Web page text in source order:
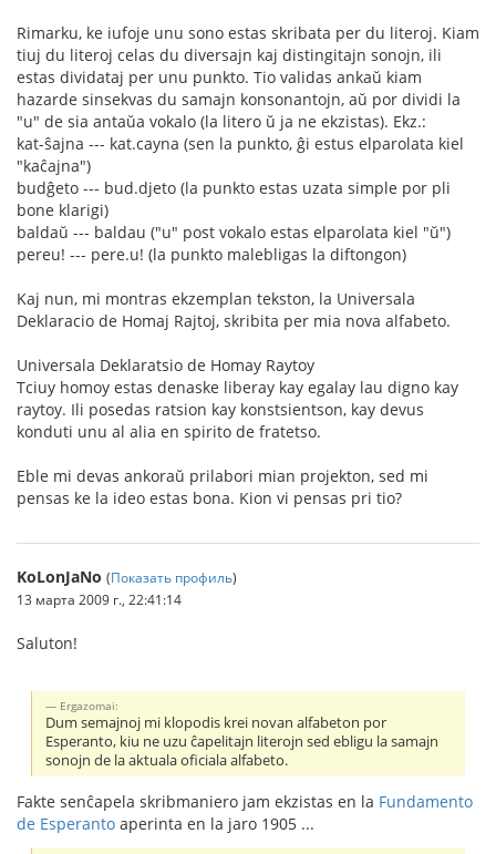
Rimarku, ke iufoje unu sono estas skribata per du literoj. Kiam
tiuj du literoj celas du diversajn kaj distingitajn sonojn, ili
estas dividataj per unu punkto. Tio validas ankaŭ kiam
hazarde sinsekvas du samajn konsonantojn, aŭ por dividi la
"u" de sia antaŭa vokalo (la litero ŭ ja ne ekzistas). Ekz.:
kat-ŝajna --- kat.cayna (sen la punkto, ĝi estus elparolata kiel
"kaĉajna")
budĝeto --- bud.djeto (la punkto estas uzata simple por pli
bone klarigi)
baldaŭ --- baldau ("u" post vokalo estas elparolata kiel "ŭ")
pereu! --- pere.u! (la punkto malebligas la diftongon)
Kaj nun, mi montras ekzemplan tekston, la Universala
Deklaracio de Homaj Rajtoj, skribita per mia nova alfabeto.
Universala Deklaratsio de Homay Raytoy
Tciuy homoy estas denaske liberay kay egalay lau digno kay
raytoy. Ili posedas ratsion kay konstsientson, kay devus
konduti unu al alia en spirito de fratetso.
Eble mi devas ankoraŭ prilabori mian projekton, sed mi
pensas ke la ideo estas bona. Kion vi pensas pri tio?
KoLonJaNo (Показать профиль)
13 марта 2009 г., 22:41:14
Saluton!
Ergazomai:
Dum semajnoj mi klopodis krei novan alfabeton por
Esperanto, kiu ne uzu ĉapelitajn literojn sed ebligu la samajn
sonojn de la aktuala oficiala alfabeto.
Fakte senĉapela skribmaniero jam ekzistas en la Fundamento
de Esperanto aperinta en la jaro 1905 ...